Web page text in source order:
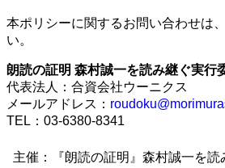
本ポリシーに関するお問い合わせは
い。
朗読の証明 森村誠一を読み継ぐ実行
代表法人：合資会社ウーニクス
メールアドレス：
TEL：03-6380-8341
主催：『朗読の証明』森村誠一を読